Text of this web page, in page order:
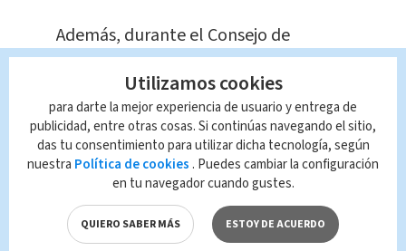
Además, durante el Consejo de
Gobierno de este martes manifestaron
su apoyo y solidaridad a la también
Vicepresidenta de la República ante
las manifestaciones de racismo,
misoginia y odio.
Te Recomendamos
Epsy Campbell
Utilizamos cookies
para darte la mejor experiencia de usuario y entrega de
publicidad, entre otras cosas. Si continúas navegando el sitio,
das tu consentimiento para utilizar dicha tecnología, según
nuestra Política de cookies . Puedes cambiar la configuración
en tu navegador cuando gustes.
QUIERO SABER MÁS ESTOY DE ACUERDO